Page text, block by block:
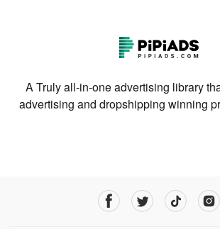
A Truly all-in-one advertising library
advertising and dropshipping winning